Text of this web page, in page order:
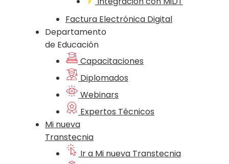
Factura Electrónica Digital
Departamento
de Educación
Capacitaciones
Diplomados
Webinars
Expertos Técnicos
Mi nueva
Transtecnia
Ir a Mi nueva Transtecnia